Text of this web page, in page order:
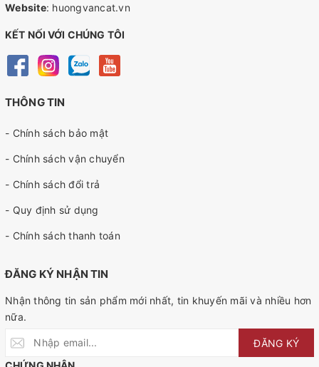
Website: huongvancat.vn
KẾT NỐI VỚI CHÚNG TÔI
THÔNG TIN
- Chính sách bảo mật
- Chính sách vận chuyển
- Chính sách đổi trả
- Quy định sử dụng
- Chính sách thanh toán
ĐĂNG KÝ NHẬN TIN
Nhận thông tin sản phẩm mới nhất, tin khuyến mãi và nhiều hơn
nữa.
ĐĂNG KÝ